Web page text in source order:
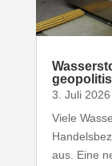
3. Juli 2026
Viele
aus. Eine